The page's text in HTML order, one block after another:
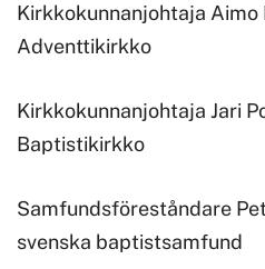
Kirkkokunnanjohtaja Aimo
Adventtikirkko
Kirkkokunnanjohtaja Jari
Baptistikirkko
Samfundsföreståndare
svenska baptistsamfund